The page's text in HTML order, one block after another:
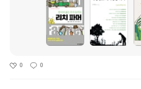
0 0